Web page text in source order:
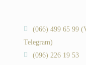
(066) 499 65 99
Telegram)
(096) 226 19 53